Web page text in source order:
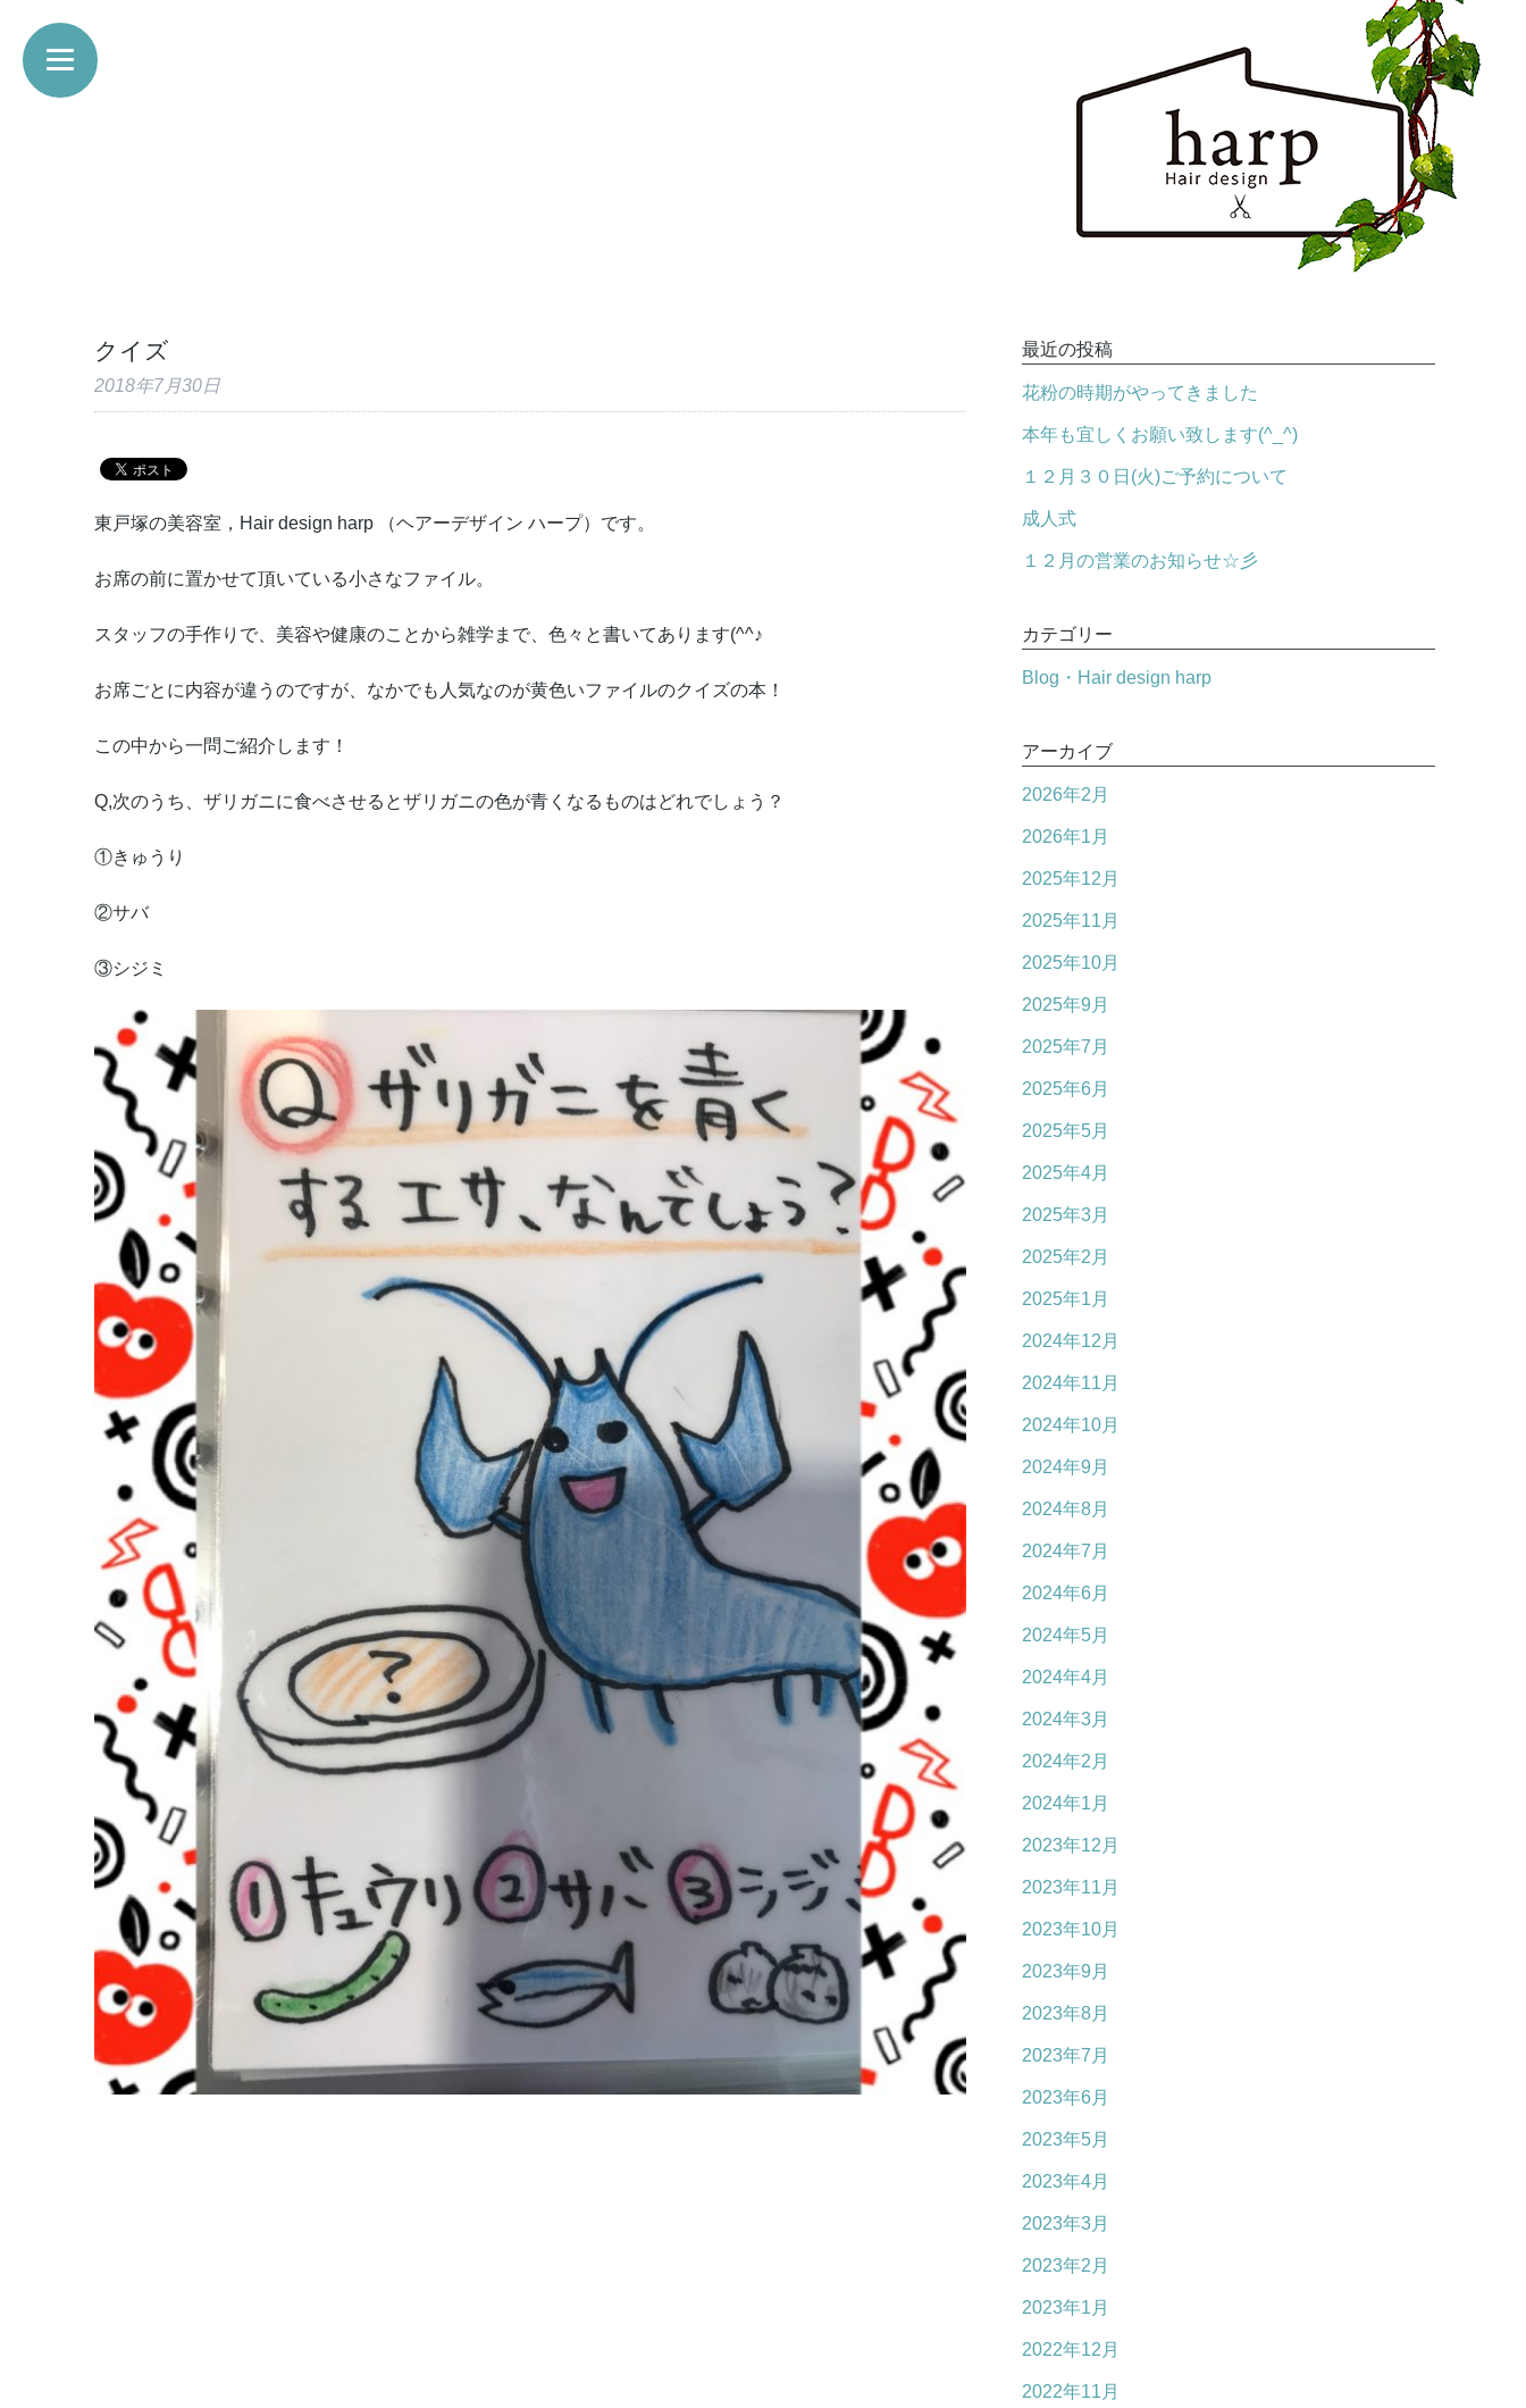
クイズ
2018年7月30日
東戸塚の美容室，Hair design harp （ヘアーデザイン ハープ）です。
お席の前に置かせて頂いている小さなファイル。
スタッフの手作りで、美容や健康のことから雑学まで、色々と書いてあります(^^♪
お席ごとに内容が違うのですが、なかでも人気なのが黄色いファイルのクイズの本！
この中から一問ご紹介します！
Q,次のうち、ザリガニに食べさせるとザリガニの色が青くなるものはどれでしょう？
①きゅうり
②サバ
③シジミ
最近の投稿
花粉の時期がやってきました
本年も宜しくお願い致します(^_^)
１２月３０日(火)ご予約について
成人式
１２月の営業のお知らせ☆彡
カテゴリー
Blog・Hair design harp
アーカイブ
2026年2月
2026年1月
2025年12月
2025年11月
2025年10月
2025年9月
2025年7月
2025年6月
2025年5月
2025年4月
2025年3月
2025年2月
2025年1月
2024年12月
2024年11月
2024年10月
2024年9月
2024年8月
2024年7月
2024年6月
2024年5月
2024年4月
2024年3月
2024年2月
2024年1月
2023年12月
2023年11月
2023年10月
2023年9月
2023年8月
2023年7月
2023年6月
2023年5月
2023年4月
2023年3月
2023年2月
2023年1月
2022年12月
2022年11月